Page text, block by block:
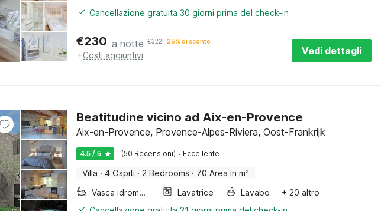
Cancellazione gratuita 30 giorni prima del check-in
€230 a notte €322 25% di sconto
+Costi aggiuntivi Vedi dettagli
Beatitudine vicino ad Aix-en-Provence
Aix-en-Provence, Provence-Alpes-Riviera, Oost-Frankrijk
4.5 / 5 (50 Recensioni) · Eccellente
Villa · 4 Ospiti · 2 Bedrooms · 70 Area in m²
Vasca idromassaggio
Lavatrice Lavabo
+ 20 altro